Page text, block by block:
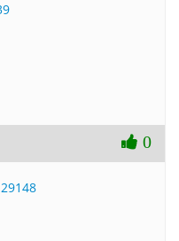
0
29148